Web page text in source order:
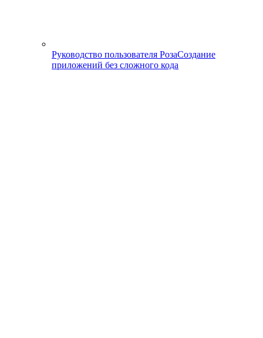
Руководство пользователя РозаСоздание
приложений без сложного кода